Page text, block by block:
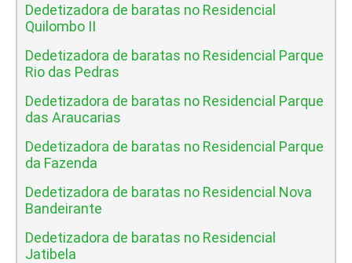
Dedetizadora de baratas no Residencial
Quilombo II
Dedetizadora de baratas no Residencial Parque
Rio das Pedras
Dedetizadora de baratas no Residencial Parque
das Araucarias
Dedetizadora de baratas no Residencial Parque
da Fazenda
Dedetizadora de baratas no Residencial Nova
Bandeirante
Dedetizadora de baratas no Residencial
Jatibela